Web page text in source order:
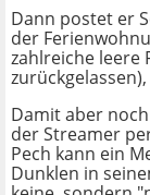
Dann postet er
der
zahlreiche leere
Damit aber
der Streamer
Pech kann ein
Dunklen in